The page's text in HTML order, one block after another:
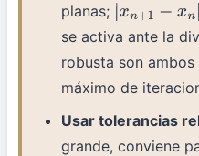
planas; xn+1−xn|<ε
se activa ante la
robusta son
máximo de
Usar tolerancias
grande, conviene